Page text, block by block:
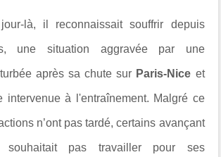
là, il reconnaissait souffrir depuis
une situation aggravée par une
après sa chute sur Paris-Nice et
intervenue à l'entraînement. Malgré ce
n’ont pas tardé, certains avançant
souhaitait pas travailler pour ses